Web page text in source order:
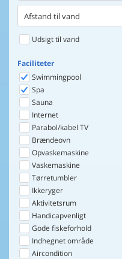
Afstand til vand
Udsigt til vand
Faciliteter
Swimmingpool
Spa
Sauna
Internet
Parabol/kabel TV
Brændeovn
Opvaskemaskine
Vaskemaskine
Tørretumbler
Ikkeryger
Aktivitetsrum
Handicapvenligt
Gode fiskeforhold
Indhegnet område
Aircondition